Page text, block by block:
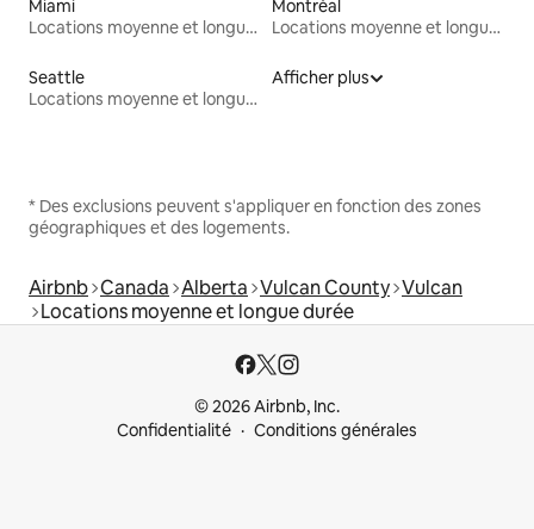
Miami
Locations moyenne et longue durée
Montréal
Locations moyenne et longue durée
Seattle
Locations moyenne et longue durée
Afficher plus
* Des exclusions peuvent s'appliquer en fonction des zones
géographiques et des logements.
Airbnb Canada Alberta Vulcan County Vulcan
Locations moyenne et longue durée
© 2026 Airbnb, Inc.
Confidentialité
Conditions générales